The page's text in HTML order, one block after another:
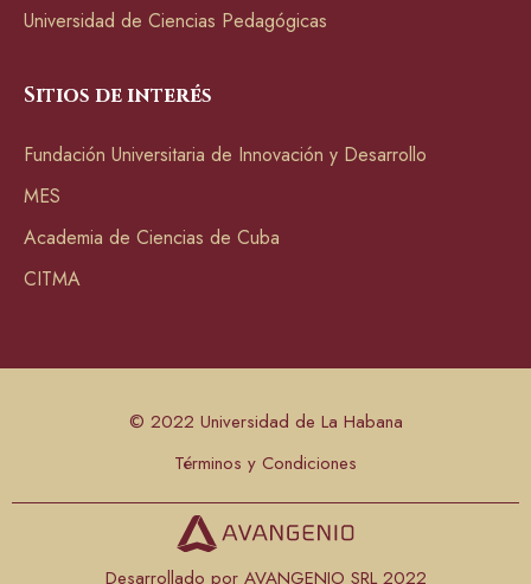
Universidad de Ciencias Pedagógicas
Sitios de interés
Fundación Universitaria de Innovación y Desarrollo
MES
Academia de Ciencias de Cuba
CITMA
© 2022 Universidad de La Habana
Términos y Condiciones
Desarrollado por AVANGENIO SRL 2022